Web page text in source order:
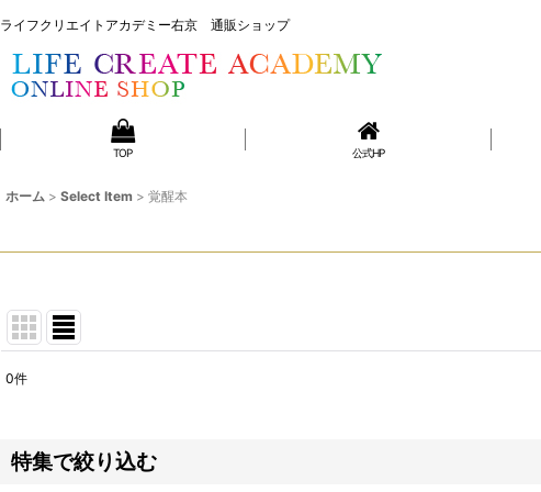
ライフクリエイトアカデミー右京 通販ショップ
TOP 公式HP
ホーム > Select Item > 覚醒本
並び順:
0件
特集で絞り込む